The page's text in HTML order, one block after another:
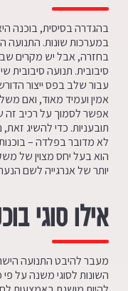
בהגדרה בסיסית, בוכנה
במערכות שונות. התנועה
בחזרה, אבל יש מקרים
סיבובית. תנועה סיבובית
עבור שלב בפס ייצור
אמין ועמיד מאוד, ואם
אפשר לסמוך על רכיב זה
תובעניות. כדי להשיג
לא מדובר בפלדה – בוכנות
הוא בעל יחס מצוין של
יותר של אנרגייה לשם
אילו סוגי
מעבר להיבט התנועה
השונות לסוגי משנה על